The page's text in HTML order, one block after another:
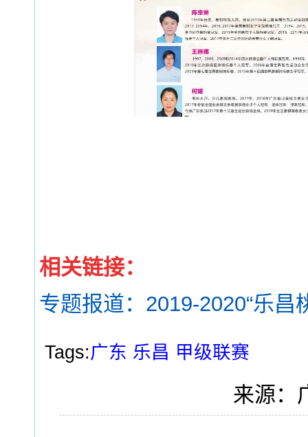
相关链接：
专题报道：2019-2020“乐昌
Tags:广东 乐昌 甲级联赛
来源：